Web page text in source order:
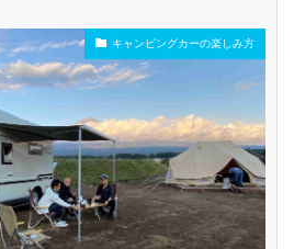
新車多数あり
キャンペーン開催
中
長期割引
早割
キャンピングカーの楽しみ方